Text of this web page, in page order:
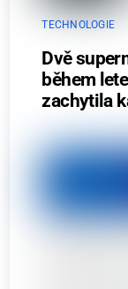
TECHNOLOGIE
Dvě
během
zachytila